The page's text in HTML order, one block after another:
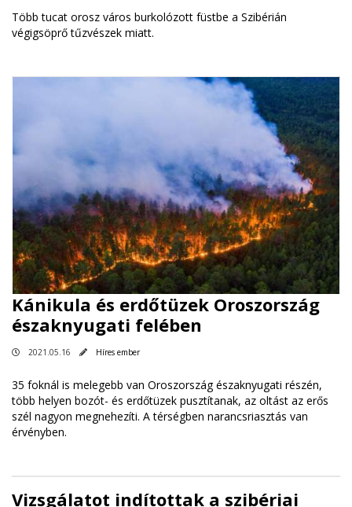
Több tucat orosz város burkolózott füstbe a Szibérián
végigsöprő tűzvészek miatt.
Kánikula és erdőtüzek Oroszország
északnyugati felében
2021.05.16 Híres ember
35 foknál is melegebb van Oroszország északnyugati részén,
több helyen bozót- és erdőtüzek pusztítanak, az oltást az erős
szél nagyon megnehezíti. A térségben narancsriasztás van
érvényben.
Vizsgálatot indítottak a szibériai